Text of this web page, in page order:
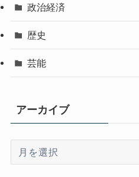
政治経済
歴史
芸能
アーカイブ